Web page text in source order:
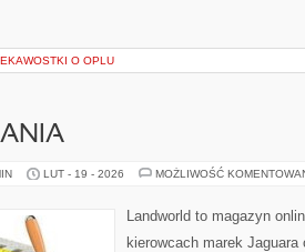
O OPLU
LUT - 19 - 2026 MOŻLIWOŚĆ
Landworld to magazyn
kierowcach marek